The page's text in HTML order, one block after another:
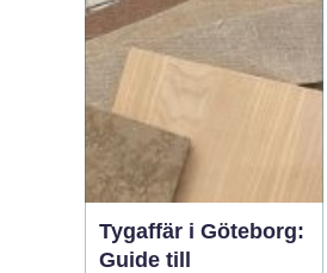
Tygaffär i Göteborg:
Guide till